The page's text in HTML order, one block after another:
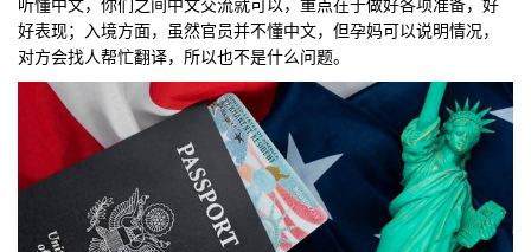
听懂中文，你们之间中文交流就可以，重点在于做好各项准备，好
好表现；入境方面，虽然官员并不懂中文，但孕妈可以说明情况，
对方会找人帮忙翻译，所以也不是什么问题。